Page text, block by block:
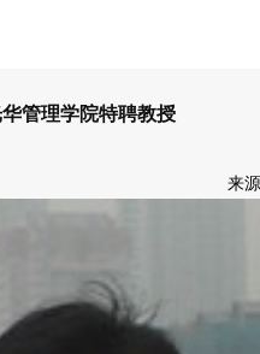
管理学院特聘教授
来